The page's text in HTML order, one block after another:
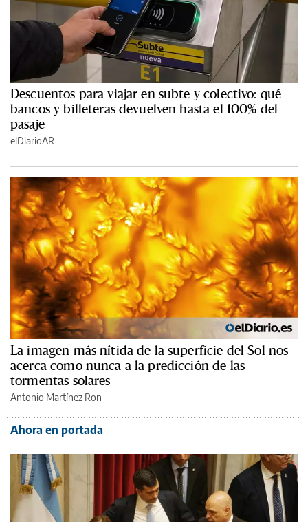
Descuentos para viajar en subte y colectivo: qué
bancos y billeteras devuelven hasta el 100% del
pasaje
elDiarioAR
La imagen más nítida de la superficie del Sol nos
acerca como nunca a la predicción de las
tormentas solares
Antonio Martínez Ron
Ahora en portada